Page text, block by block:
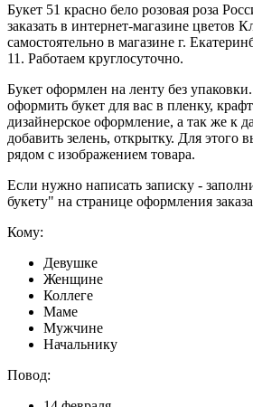
Букет 51 красно бело розовая роза
заказать в интернет-магазине цветов
самостоятельно в магазине г.
11. Работаем круглосуточно.
Букет оформлен на ленту без
оформить букет для вас в пленку,
дизайнерское оформление, а так же к
добавить зелень, открытку. Для
рядом с изображением товара.
Если нужно написать записку -
букету" на странице оформления
Кому:
Девушке
Женщине
Коллеге
Маме
Мужчине
Начальнику
Повод: